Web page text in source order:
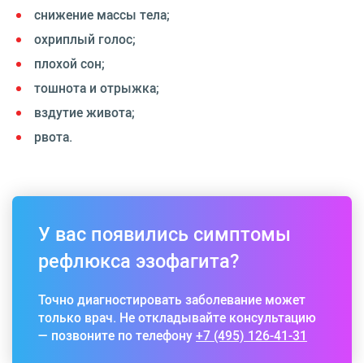
снижение массы тела;
охриплый голос;
плохой сон;
тошнота и отрыжка;
вздутие живота;
рвота.
У вас появились симптомы
рефлюкса эзофагита?
Точно диагностировать заболевание может
только врач. Не откладывайте консультацию
— позвоните по телефону+7 (495) 126-41-31